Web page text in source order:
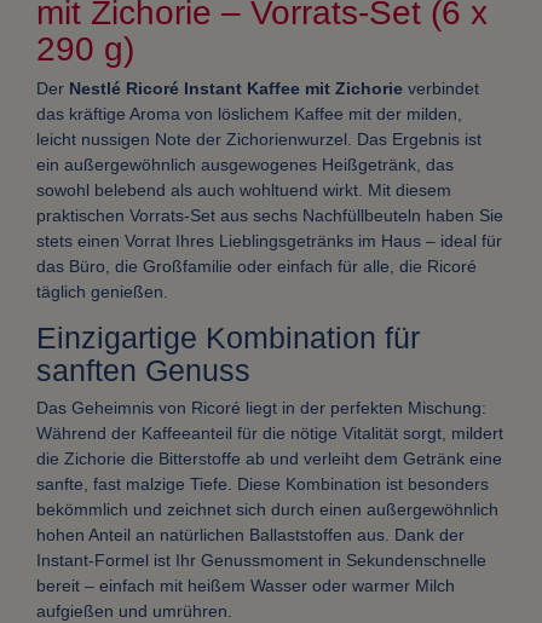
mit Zichorie – Vorrats-Set (6 x
290 g)
Der Nestlé Ricoré Instant Kaffee mit Zichorie verbindet
das kräftige Aroma von löslichem Kaffee mit der milden,
leicht nussigen Note der Zichorienwurzel. Das Ergebnis ist
ein außergewöhnlich ausgewogenes Heißgetränk, das
sowohl belebend als auch wohltuend wirkt. Mit diesem
praktischen Vorrats-Set aus sechs Nachfüllbeuteln haben Sie
stets einen Vorrat Ihres Lieblingsgetränks im Haus – ideal für
das Büro, die Großfamilie oder einfach für alle, die Ricoré
täglich genießen.
Einzigartige Kombination für
sanften Genuss
Das Geheimnis von Ricoré liegt in der perfekten Mischung:
Während der Kaffeeanteil für die nötige Vitalität sorgt, mildert
die Zichorie die Bitterstoffe ab und verleiht dem Getränk eine
sanfte, fast malzige Tiefe. Diese Kombination ist besonders
bekömmlich und zeichnet sich durch einen außergewöhnlich
hohen Anteil an natürlichen Ballaststoffen aus. Dank der
Instant-Formel ist Ihr Genussmoment in Sekundenschnelle
bereit – einfach mit heißem Wasser oder warmer Milch
aufgießen und umrühren.